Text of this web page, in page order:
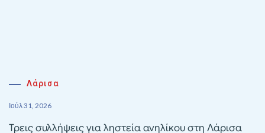
Λάρισα
Ιούλ 31, 2026
Τρεις συλλήψεις για ληστεία ανηλίκου στη Λάρισα